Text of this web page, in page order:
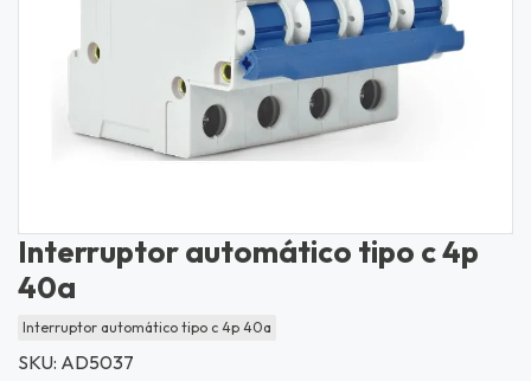
Interruptor automático tipo c 4p
40a
Interruptor automático tipo c 4p 40a
SKU: AD5037